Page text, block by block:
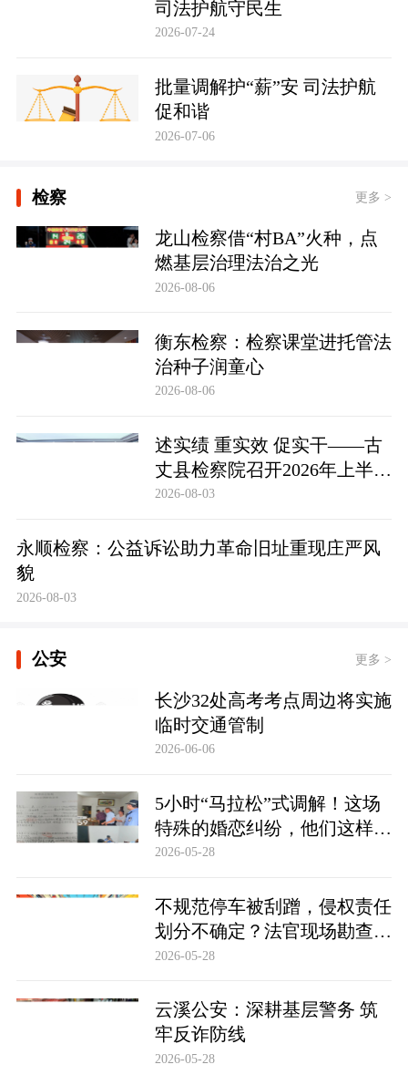
司法护航守民生
2026-07-24
批量调解护“薪”安 司法护航
促和谐
2026-07-06
检察 更多 >
龙山检察借“村BA”火种，点
燃基层治理法治之光
2026-08-06
衡东检察：检察课堂进托管法
治种子润童心
2026-08-06
述实绩 重实效 促实干——古
丈县检察院召开2026年上半年
员额检察官述职述廉大会
2026-08-03
永顺检察：公益诉讼助力革命旧址重现庄严风
貌
2026-08-03
公安 更多 >
长沙32处高考考点周边将实施
临时交通管制
2026-06-06
5小时“马拉松”式调解！这场
特殊的婚恋纠纷，他们这样化
解……
2026-05-28
不规范停车被刮蹭，侵权责任
划分不确定？法官现场勘查定
争纷
2026-05-28
云溪公安：深耕基层警务 筑
牢反诈防线
2026-05-28